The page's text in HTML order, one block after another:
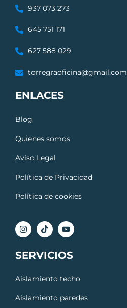
937 073 273
645 751 171
627 588 029
torregraoficina@gmail.com
ENLACES
Blog
Quienes somos
Aviso Legal
Política de Privacidad
Política de cookies
SERVICIOS
Aislamiento techo
Aislamiento paredes